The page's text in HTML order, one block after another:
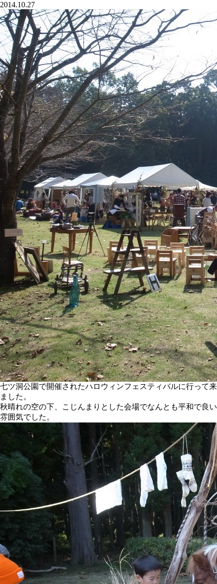
2014.10.27
七ツ洞公園で開催されたハロウィンフェスティバルに行って来
ました。
秋晴れの空の下、こじんまりとした会場でなんとも平和で良い
雰囲気でした。